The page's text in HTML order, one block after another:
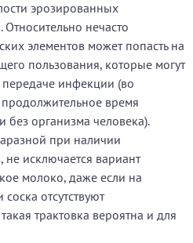
эрозированных
нечасто
элементов может попасть на
пользования, которые могут
инфекции (во
время
организма человека).
при наличии
не исключается вариант
молоко, даже если на
отсутствуют
трактовка вероятна и для